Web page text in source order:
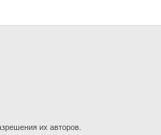
их авторов.